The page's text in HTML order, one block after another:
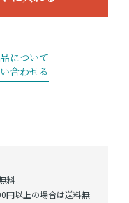
料
円以上の場合は送料無